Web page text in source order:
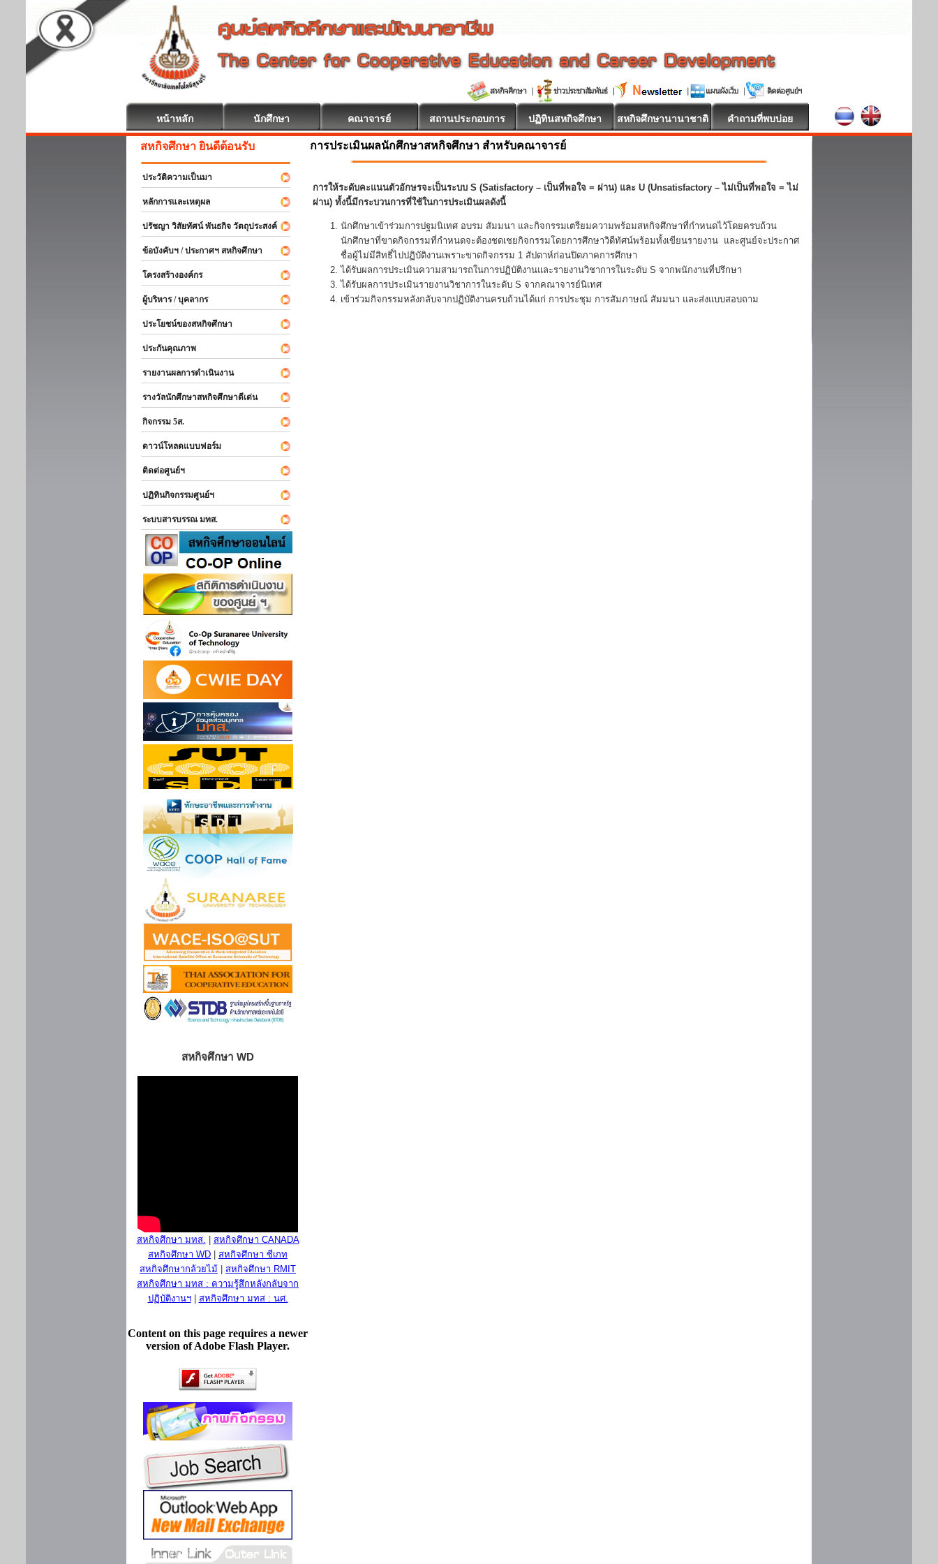
หน้าหลัก นักศึกษา คณาจารย์ สถานประกอบการ ปฏิทินสหกิจศึกษา สหกิจศึกษานานาชาติ คำถามที่พบบ่อย
สหกิจศึกษา ยินดีต้อนรับ
ประวัติความเป็นมา
หลักการและเหตุผล
ปรัชญา วิสัยทัศน์ พันธกิจ วัตถุประสงค์
ข้อบังคับฯ / ประกาศฯ สหกิจศึกษา
โครงสร้างองค์กร
ผู้บริหาร / บุคลากร
ประโยชน์ของสหกิจศึกษา
ประกันคุณภาพ
รายงานผลการดำเนินงาน
รางวัลนักศึกษาสหกิจศึกษาดีเด่น
กิจกรรม 5ส.
ดาวน์โหลดแบบฟอร์ม
ติดต่อศูนย์ฯ
ปฏิทินกิจกรรมศูนย์ฯ
ระบบสารบรรณ มทส.
สหกิจศึกษา WD
สหกิจศึกษา มทส.
สหกิจศึกษา CANADA
สหกิจศึกษา WD
สหกิจศึกษา ซีเกท
สหกิจศึกษากล้วยไม้
สหกิจศึกษา RMIT
สหกิจศึกษา มทส : ความรู้สึกหลังกลับจาก
ปฏิบัติงานฯ| สหกิจศึกษา มทส : นศ.
Content on this page requires a newer
version of Adobe Flash Player.
การประเมินผลนักศึกษาสหกิจศึกษา สำหรับคณาจารย์
การให้ระดับคะแนนตัวอักษรจะเป็นระบบ S (Satisfactory – เป็นที่พอใจ = ผ่าน) และ U (Unsatisfactory – ไม่เป็นที่พอใจ = ไม่
ผ่าน) ทั้งนี้มีกระบวนการที่ใช้ในการประเมินผลดังนี้
นักศึกษาเข้าร่วมการปฐมนิเทศ อบรม สัมมนา และกิจกรรมเตรียมความพร้อมสหกิจศึกษาที่กำหนดไว้โดยครบถ้วน
นักศึกษาที่ขาดกิจกรรมที่กำหนดจะต้องชดเชยกิจกรรมโดยการศึกษาวิดีทัศน์พร้อมทั้งเขียนรายงาน และศูนย์จะประกาศ
ชื่อผู้ไม่มีสิทธิ์ไปปฏิบัติงานเพราะขาดกิจกรรม 1 สัปดาห์ก่อนปิดภาคการศึกษา
ได้รับผลการประเมินความสามารถในการปฏิบัติงานและรายงานวิชาการในระดับ S จากพนักงานที่ปรึกษา
ได้รับผลการประเมินรายงานวิชาการในระดับ S จากคณาจารย์นิเทศ
เข้าร่วมกิจกรรมหลังกลับจากปฏิบัติงานครบถ้วนได้แก่ การประชุม การสัมภาษณ์ สัมมนา และส่งแบบสอบถาม